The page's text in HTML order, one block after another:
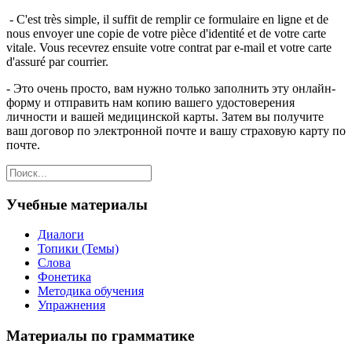
- C'est très simple, il suffit de remplir ce formulaire en ligne et de
nous envoyer une copie de votre pièce d'identité et de votre carte
vitale. Vous recevrez ensuite votre contrat par e-mail et votre carte
d'assuré par courrier.
- Это очень просто, вам нужно только заполнить эту онлайн-
форму и отправить нам копию вашего удостоверения
личности и вашей медицинской карты. Затем вы получите
ваш договор по электронной почте и вашу страховую карту по
почте.
Учебные материалы
Диалоги
Топики (Темы)
Слова
Фонетика
Методика обучения
Упражнения
Материалы по грамматике